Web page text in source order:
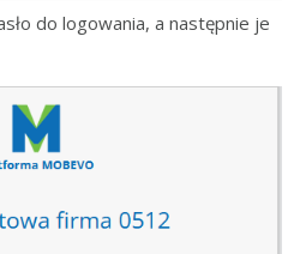
do logowania, a następnie je